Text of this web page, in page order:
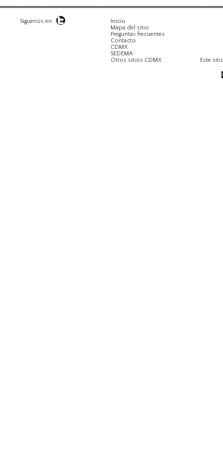
Siguenos en:
Inicio
Mapa del sitio
Preguntas frecuentes
Contacto
CDMX
SEDEMA
Otros sitios CDMX
Este